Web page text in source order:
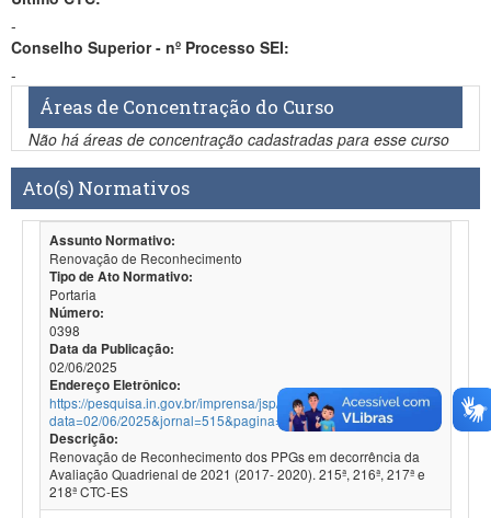
-
Conselho Superior - nº Processo SEI:
-
Áreas de Concentração do Curso
Não há áreas de concentração cadastradas para esse curso
Ato(s) Normativos
Assunto Normativo:
Renovação de Reconhecimento
Tipo de Ato Normativo:
Portaria
Número:
0398
Data da Publicação:
02/06/2025
Endereço Eletrônico:
https://pesquisa.in.gov.br/imprensa/jsp/visualiza/index.jsp?
data=02/06/2025&jornal=515&pagina=41
Descrição:
Renovação de Reconhecimento dos PPGs em decorrência da
Avaliação Quadrienal de 2021 (2017- 2020). 215ª, 216ª, 217ª e
218ª CTC-ES